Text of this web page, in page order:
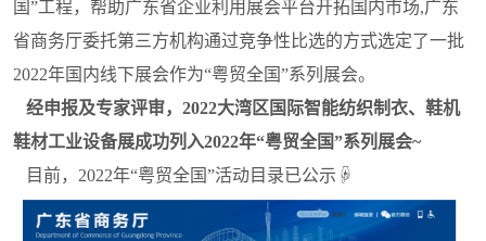
2026广告招商手册
免费住酒店 省外观众交通补贴 展商名录下载
国”工程，帮助广东省企业利用展会平台开拓国内市场,广东
省商务厅委托第三方机构通过竞争性比选的方式选定了一批
2022年国内线下展会作为“粤贸全国”系列展会。
经申报及专家评审，2022大湾区国际智能纺织制衣、鞋机
鞋材工业设备展成功列入2022年“粤贸全国”系列展会~
目前，2022年“粤贸全国”活动目录已公示☟